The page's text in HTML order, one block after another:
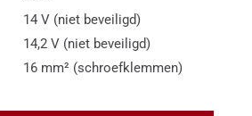
14 V (niet beveiligd)
14,2 V (niet beveiligd)
16 mm² (schroefklemmen)